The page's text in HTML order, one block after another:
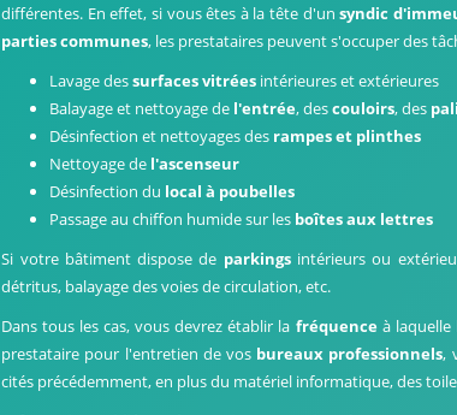
différentes. En effet, si vous êtes à la tête d'unsyndic
parties communes, les prestataires peuvent s'occuper des
Lavage dessurfaces vitrées intérieures et extérieures
Balayage et nettoyage de l'entrée, descouloirs, des
Désinfection et nettoyages des rampes et plinthes
Nettoyage de l'ascenseur
Désinfection du local à poubelles
Passage au chiffon humide sur les boîtes aux lettres
Si votre bâtiment dispose de parkingsintérieurs ou
détritus, balayage des voies de circulation, etc.
Dans tous les cas, vous devrez établir la fréquenceà laquelle
prestataire pour l'entretien de vos bureaux professionnels,
cités précédemment, en plus du matériel informatique, des